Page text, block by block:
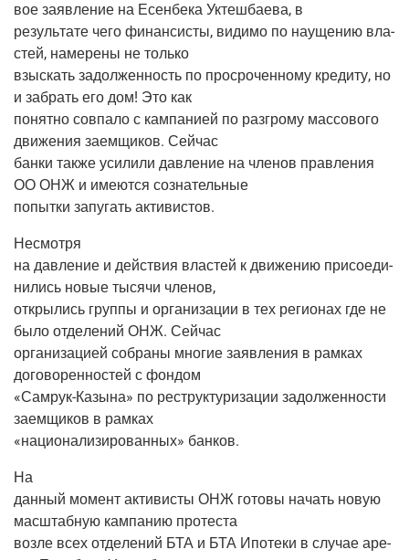
вое заяв­ле­ние на Есен­бе­ка Уктеш­ба­е­ва, в
резуль­та­те чего финан­си­сты, види­мо по нау­ще­нию вла­
стей, наме­ре­ны не только
взыс­кать задол­жен­ность по про­сро­чен­но­му кре­ди­ту, но
и забрать его дом! Это как
понят­но сов­па­ло с кам­па­ни­ей по раз­гро­му мас­со­во­го
дви­же­ния заем­щи­ков. Сейчас
бан­ки так­же уси­ли­ли дав­ле­ние на чле­нов прав­ле­ния
ОО ОНЖ и име­ют­ся сознательные
попыт­ки запу­гать активистов.
Несмот­ря
на дав­ле­ние и дей­ствия вла­стей к дви­же­нию при­со­еди­
ни­лись новые тыся­чи членов,
откры­лись груп­пы и орга­ни­за­ции в тех реги­о­нах где не
было отде­ле­ний ОНЖ. Сейчас
орга­ни­за­ци­ей собра­ны мно­гие заяв­ле­ния в рам­ках
дого­во­рен­но­стей с фондом
«Самрук-Казы­на» по реструк­ту­ри­за­ции задол­жен­но­сти
заем­щи­ков в рамках
«наци­о­на­ли­зи­ро­ван­ных» банков.
На
дан­ный момент акти­ви­сты ОНЖ гото­вы начать новую
мас­штаб­ную кам­па­нию протеста
воз­ле всех отде­ле­ний БТА и БТА Ипо­те­ки в слу­чае аре­